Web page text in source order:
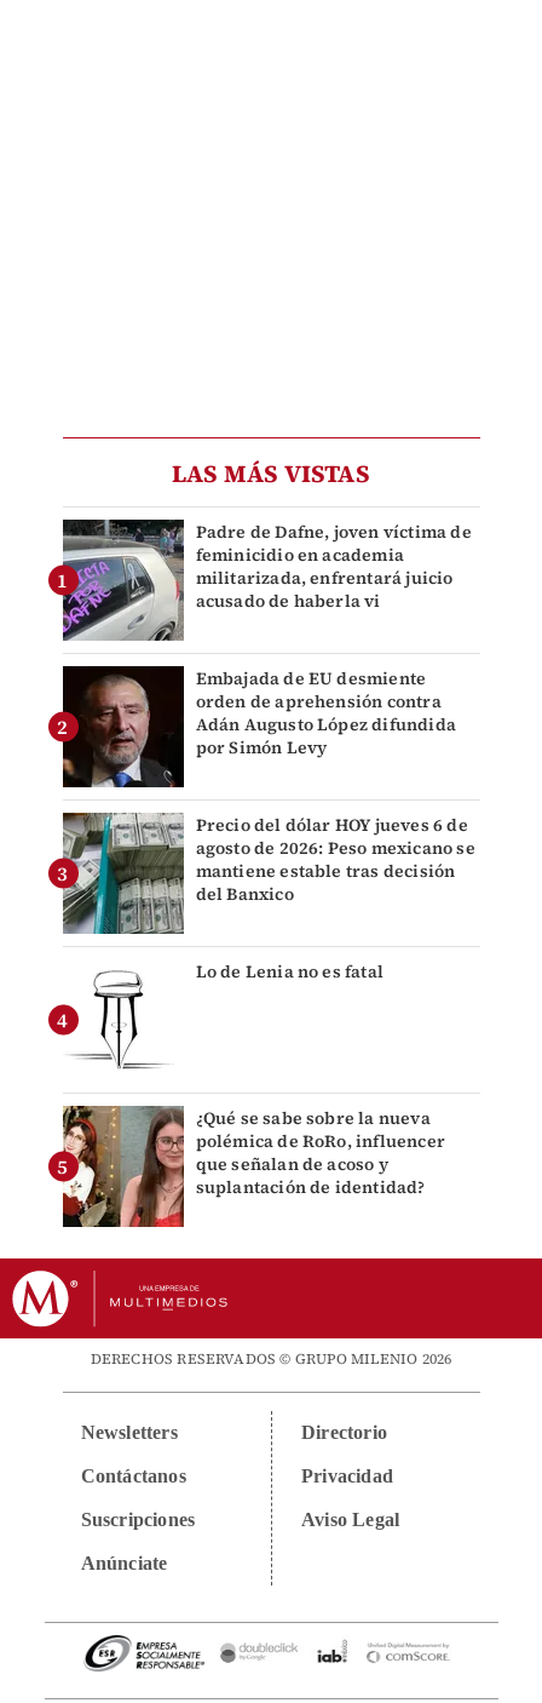
LAS MÁS VISTAS
Padre de Dafne, joven víctima de
feminicidio en academia
militarizada, enfrentará juicio
acusado de haberla vi
Embajada de EU desmiente
orden de aprehensión contra
Adán Augusto López difundida
por Simón Levy
Precio del dólar HOY jueves 6 de
agosto de 2026: Peso mexicano se
mantiene estable tras decisión
del Banxico
Lo de Lenia no es fatal
¿Qué se sabe sobre la nueva
polémica de RoRo, influencer
que señalan de acoso y
suplantación de identidad?
DERECHOS RESERVADOS © GRUPO MILENIO 2026
Newsletters
Contáctanos
Suscripciones
Anúnciate
Directorio
Privacidad
Aviso Legal